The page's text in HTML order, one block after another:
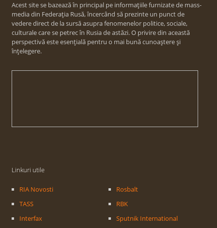
Acest site se bazează în principal pe informațiile furnizate de mass-
media din Federația Rusă, încercând să prezinte un punct de
vedere direct de la sursă asupra fenomenelor politice, sociale,
culturale care se petrec în Rusia de astăzi. O privire din această
perspectivă este esențială pentru o mai bună cunoaștere și
înțelegere.
Linkuri utile
RIA Novosti
TASS
Interfax
Rosbalt
RBK
Sputnik International